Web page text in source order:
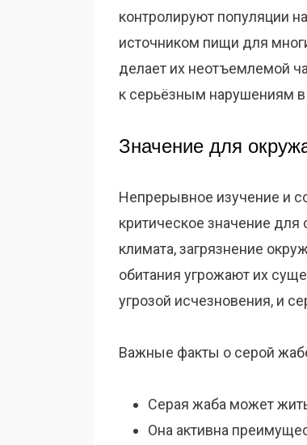
контролируют популяции
источником пищи для
делает их неотъемлемой
к серьёзным нарушениям в
Значение для
Непрерывное изучение и
критическое значение для
климата, загрязнение
обитания угрожают их
угрозой исчезновения, и
Важные факты о серой
Серая жаба может
Она активна